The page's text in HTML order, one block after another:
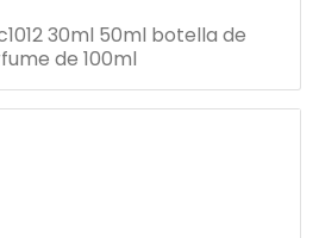
30ml 50ml botella de
de 100ml